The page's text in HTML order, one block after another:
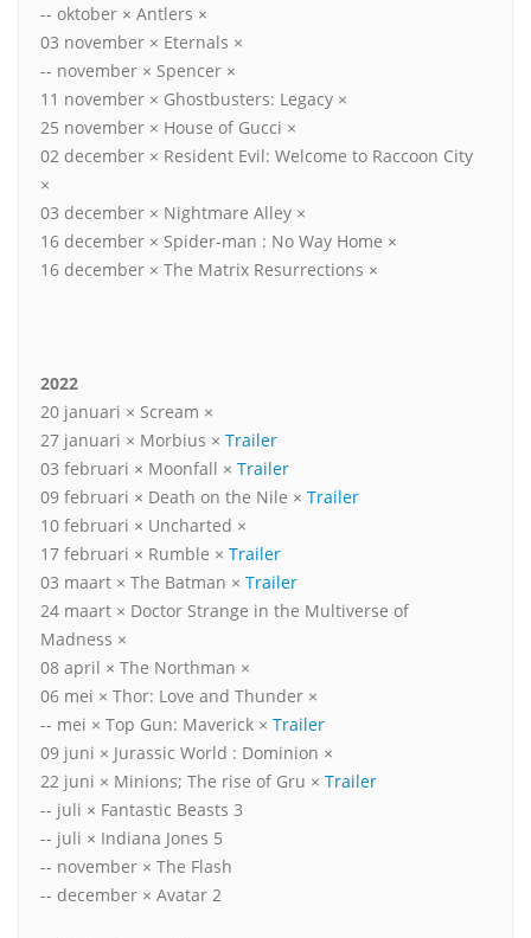
-- oktober × Antlers ×
03 november × Eternals ×
-- november × Spencer ×
11 november × Ghostbusters: Legacy ×
25 november × House of Gucci ×
02 december × Resident Evil: Welcome to Raccoon City
×
03 december × Nightmare Alley ×
16 december × Spider-man : No Way Home ×
16 december × The Matrix Resurrections ×
2022
20 januari × Scream ×
27 januari × Morbius × Trailer
03 februari × Moonfall × Trailer
09 februari × Death on the Nile × Trailer
10 februari × Uncharted ×
17 februari × Rumble × Trailer
03 maart × The Batman × Trailer
24 maart × Doctor Strange in the Multiverse of
Madness ×
08 april × The Northman ×
06 mei × Thor: Love and Thunder ×
-- mei × Top Gun: Maverick × Trailer
09 juni × Jurassic World : Dominion ×
22 juni × Minions; The rise of Gru × Trailer
-- juli × Fantastic Beasts 3
-- juli × Indiana Jones 5
-- november × The Flash
-- december × Avatar 2